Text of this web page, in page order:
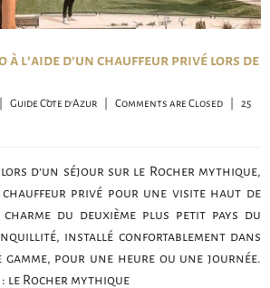
à l’aide d’un chauffeur privé lors de
Guide Côte d'Azur Comments are Closed
25
d’un séjour sur le Rocher mythique,
chauffeur privé pour une visite haut de
du deuxième plus petit pays du
installé confortablement dans
pour une heure ou une journée.
le Rocher mythique